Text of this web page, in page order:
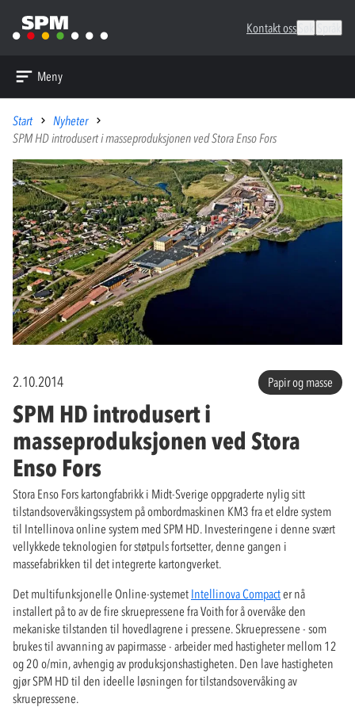
Kontakt oss
Meny
Start
Nyheter
SPM HD introdusert i masseproduksjonen ved Stora Enso Fors
2.10.2014 Papir og masse
SPM HD introdusert i
masseproduksjonen ved Stora
Enso Fors
Stora Enso Fors kartongfabrikk i Midt-Sverige oppgraderte nylig sitt
tilstandsovervåkingssystem på ombordmaskinen KM3 fra et eldre system
til Intellinova online system med SPM HD. Investeringene i denne svært
vellykkede teknologien for støtpuls fortsetter, denne gangen i
massefabrikken til det integrerte kartongverket.
Det multifunksjonelle Online-systemet Intellinova Compacter nå
installert på to av de fire skruepressene fra Voith for å overvåke den
mekaniske tilstanden til hovedlagrene i pressene. Skruepressene - som
brukes til avvanning av papirmasse - arbeider med hastigheter mellom 12
og 20 o/min, avhengig av produksjonshastigheten. Den lave hastigheten
gjør SPM HD til den ideelle løsningen for tilstandsovervåking av
skruepressene.